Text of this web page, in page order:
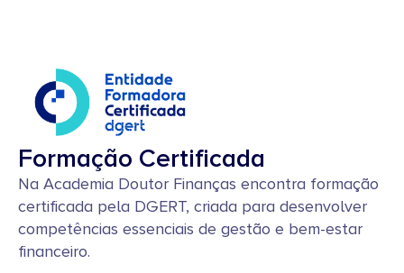
Formação Certificada
Na Academia Doutor Finanças encontra formação
certificada pela DGERT, criada para desenvolver
competências essenciais de gestão e bem-estar
financeiro.